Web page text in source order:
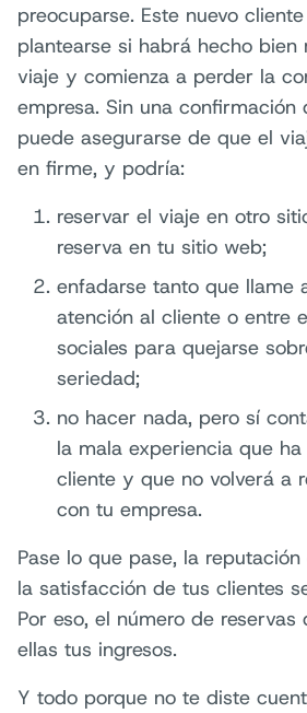
preocuparse. Este nuevo
plantearse si habrá hecho bien
viaje y comienza a perder la
empresa. Sin una confirmación
puede asegurarse de que el
en firme, y podría:
reservar el viaje en otro
reserva en tu sitio web;
enfadarse tanto que llame
atención al cliente o entre
sociales para quejarse
seriedad;
no hacer nada, pero sí
la mala experiencia que
cliente y que no volverá a
con tu empresa.
Pase lo que pase, la
la satisfacción de tus clientes
Por eso, el número de
ellas tus ingresos.
Y todo porque no te diste